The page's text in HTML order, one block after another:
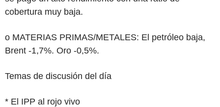
cobertura muy baja.
o MATERIAS PRIMAS/METALES: El petróleo baja,
Brent -1,7%. Oro -0,5%.
Temas de discusión del día
* El IPP al rojo vivo